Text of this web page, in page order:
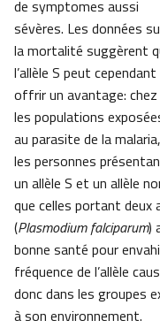
de symptomes aussi
sévères. Les données
la mortalité suggèrent
l’allèle S peut cependant
offrir un avantage: chez
les populations
au parasite de la malaria,
les personnes
un allèle S et un allèle
que celles portant deux
(Plasmodium falciparum)
bonne santé pour
fréquence de l’allèle
donc dans les groupes
à son environnement.